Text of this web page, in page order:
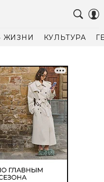
ЖИЗНИ КУЛЬТУРА